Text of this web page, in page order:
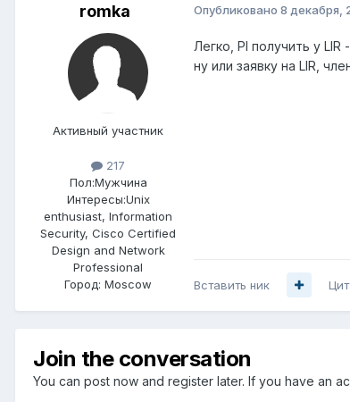
romka
Активный участник
217
Пол:Мужчина
Интересы:Unix
enthusiast, Information
Security, Cisco Certified
Design and Network
Professional
Город: Moscow
Опубликовано 8 декабря,
Легко, PI получить у
ну или заявку на LIR,
Вставить ник
Join the conversation
You can post now and register later. If you have an